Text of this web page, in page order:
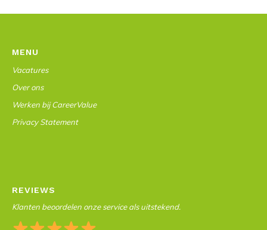
MENU
Vacatures
Over ons
Werken bij CareerValue
Privacy Statement
REVIEWS
Klanten beoordelen onze service als uitstekend.